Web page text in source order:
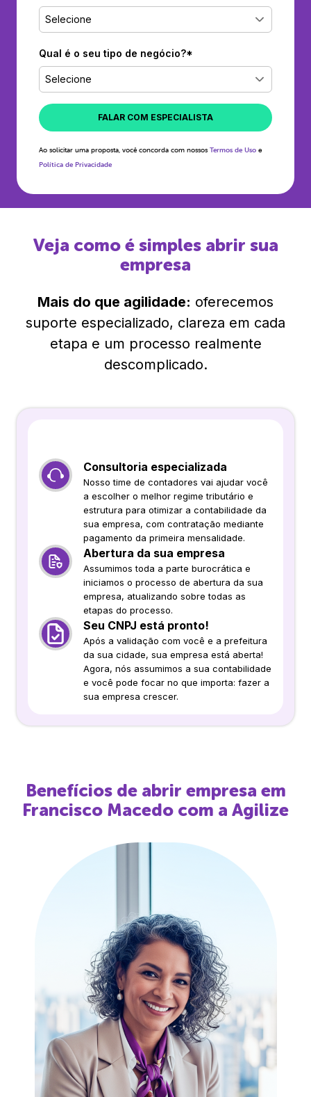
Selecione
Qual é o seu tipo de negócio?*
Selecione
FALAR COM ESPECIALISTA
Ao solicitar uma proposta, você concorda com nossos Termos de Uso e
Política de Privacidade
Veja como é simples abrir sua
empresa
Mais do que agilidade: oferecemos
suporte especializado, clareza em cada
etapa e um processo realmente
descomplicado.
Consultoria especializada
Nosso time de contadores vai ajudar você
a escolher o melhor regime tributário e
estrutura para otimizar a contabilidade da
sua empresa, com contratação mediante
pagamento da primeira mensalidade.
Abertura da sua empresa
Assumimos toda a parte burocrática e
iniciamos o processo de abertura da sua
empresa, atualizando sobre todas as
etapas do processo.
Seu CNPJ está pronto!
Após a validação com você e a prefeitura
da sua cidade, sua empresa está aberta!
Agora, nós assumimos a sua contabilidade
e você pode focar no que importa: fazer a
sua empresa crescer.
Benefícios de abrir empresa em
Francisco Macedo com a Agilize